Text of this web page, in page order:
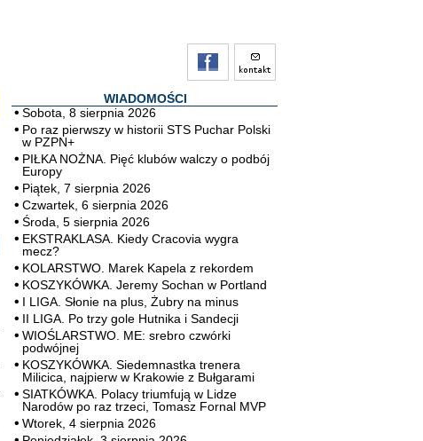
WIADOMOŚCI
Sobota, 8 sierpnia 2026
Po raz pierwszy w historii STS Puchar Polski
w PZPN+
PIŁKA NOŻNA. Pięć klubów walczy o podbój
Europy
Piątek, 7 sierpnia 2026
Czwartek, 6 sierpnia 2026
Środa, 5 sierpnia 2026
EKSTRAKLASA. Kiedy Cracovia wygra
mecz?
KOLARSTWO. Marek Kapela z rekordem
KOSZYKÓWKA. Jeremy Sochan w Portland
I LIGA. Słonie na plus, Żubry na minus
II LIGA. Po trzy gole Hutnika i Sandecji
WIOŚLARSTWO. ME: srebro czwórki
podwójnej
KOSZYKÓWKA. Siedemnastka trenera
Milicica, najpierw w Krakowie z Bułgarami
SIATKÓWKA. Polacy triumfują w Lidze
Narodów po raz trzeci, Tomasz Fornal MVP
Wtorek, 4 sierpnia 2026